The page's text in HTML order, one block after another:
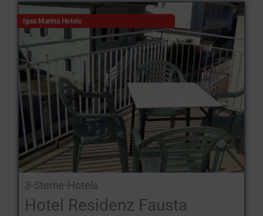
kurze Suche in unserem Portal durchführen.
Der drahtlose Zugang kann über einen PC oder ein Smartphone
erfolgen, die wir heute ständig bei uns tragen, so dass Sie Ihre
sozialen Netzwerke oder Ihren Posteingang immer im Auge
behalten können.
Igea Marina Hotels
3-Sterne-Hotels
Hotel Residenz Fausta